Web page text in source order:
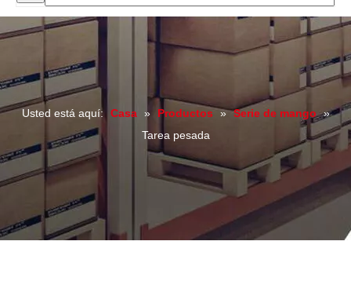
Usted está aquí: Casa » Productos » Serie de mango »
Tarea pesada